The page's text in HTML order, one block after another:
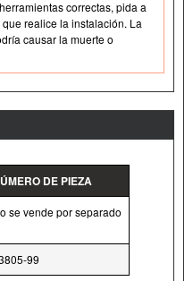
correctas, pida a
realice la instalación. La
causar la muerte o
DE PIEZA
se vende por separado
99